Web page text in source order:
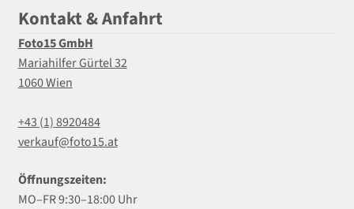
Kontakt & Anfahrt
Foto15 GmbH
Mariahilfer Gürtel 32
1060 Wien
+43 (1) 8920484
verkauf@foto15.at
Öffnungszeiten:
MO–FR 9:30–18:00 Uhr